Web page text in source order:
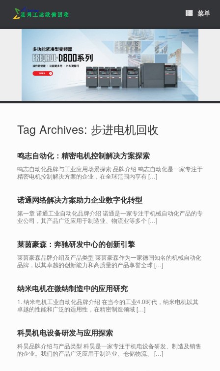
content
菜单
Tag Archives: 步进电机回收
鸣志自动化：精密电机控制解决方案探索
鸣志自动化品牌与工业应用场景探索 品牌介绍 鸣志自动化是一家专注于
精密电机控制解决方案的企业，在全球范围内享有 […]
诺通网络解决方案助力企业数字化转型
第一章 诺通工业自动化品牌介绍 诺通是一家专注于机械自动化产品的专
业公司，其产品广泛应用于制造业、物流业等多个 […]
莱茵豪森：奔驰研发中心的创新引擎
莱茵豪森品牌介绍及产品类型 莱茵豪森作为一家德国知名的机械自动化
品牌，以其卓越的创新能力和高质量的产品享誉全球 […]
纳米电机在微纳制造中的应用研究
1. 纳米电机工业自动化品牌介绍 在当今的工业4.0时代，纳米电机以其
卓越的性能和广泛的适用性，在精密制造领域 […]
科昊机电设备研发与应用探索
科昊品牌介绍与产品类型 科昊是一家专注于机电设备研发、制造及销售
的企业。我们的产品广泛应用于制造业、仓储物流、 […]